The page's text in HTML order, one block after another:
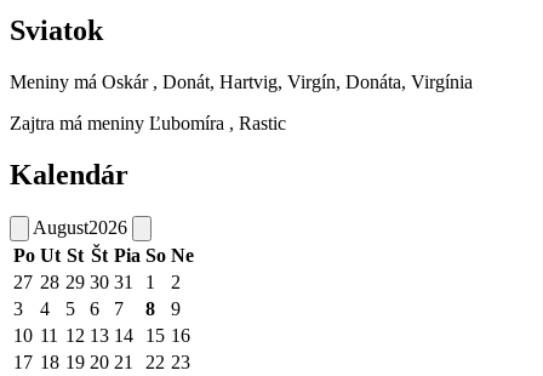
Sviatok
Meniny má Oskár , Donát, Hartvig, Virgín, Donáta, Virgínia
Zajtra má meniny Ľubomíra , Rastic
Kalendár
August2026
Po Ut St Št Pia So Ne
27 28 29 30 31 1
2
3
4 5 6 7 8
9
10 11 12 13 14 15 16
17 18 19 20 21 22 23